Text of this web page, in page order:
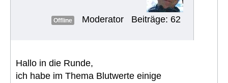
Offline Moderator Beiträge: 62
Hallo in die Runde,
ich habe im Thema Blutwerte einige